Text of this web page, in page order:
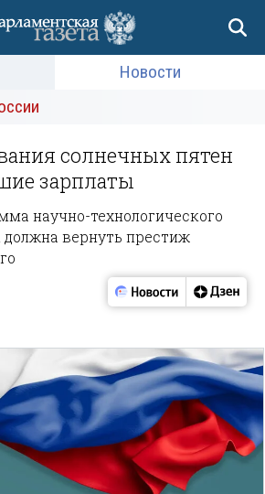
Новости
солнечных пятен
зарплаты
научно-технологического
вернуть престиж